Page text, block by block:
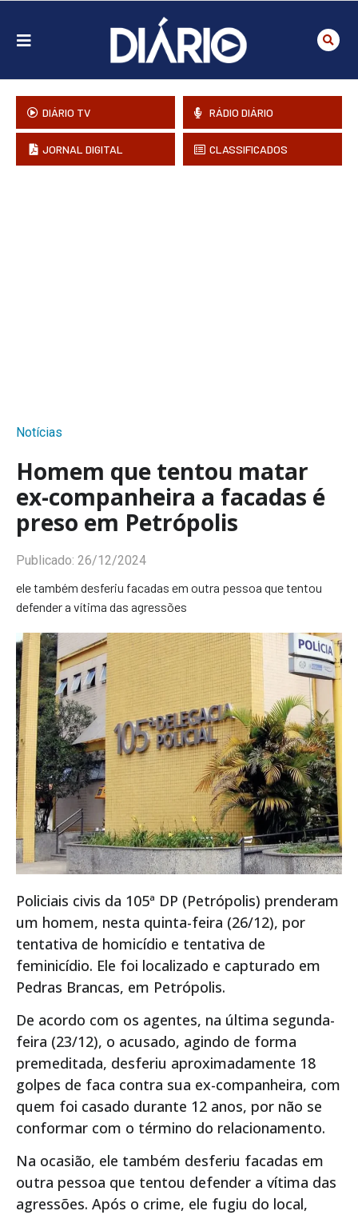
DIÁRIO TV RÁDIO DIÁRIO
JORNAL DIGITAL CLASSIFICADOS
Notícias
Homem que tentou matar
ex-companheira a facadas é
preso em Petrópolis
Publicado: 26/12/2024
ele também desferiu facadas em outra pessoa que tentou
defender a vítima das agressões
Policiais civis da 105ª DP (Petrópolis) prenderam
um homem, nesta quinta-feira (26/12), por
tentativa de homicídio e tentativa de
feminicídio. Ele foi localizado e capturado em
Pedras Brancas, em Petrópolis.
De acordo com os agentes, na última segunda-
feira (23/12), o acusado, agindo de forma
premeditada, desferiu aproximadamente 18
golpes de faca contra sua ex-companheira, com
quem foi casado durante 12 anos, por não se
conformar com o término do relacionamento.
Na ocasião, ele também desferiu facadas em
outra pessoa que tentou defender a vítima das
agressões. Após o crime, ele fugiu do local,